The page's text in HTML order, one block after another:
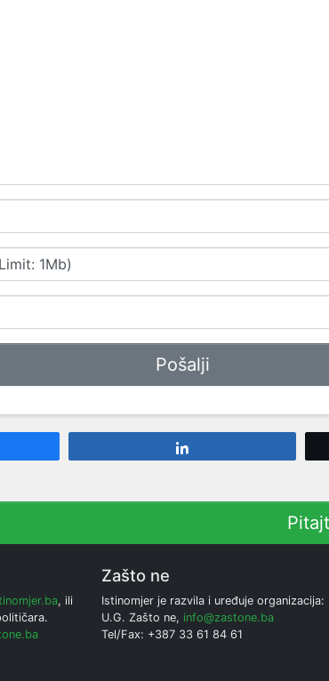
1Mb)
, ili
Zašto ne
Istinomjer je razvila i uređuje organizacija:
U.G. Zašto ne, info@zastone.ba
Tel/Fax: +387 33 61 84 61